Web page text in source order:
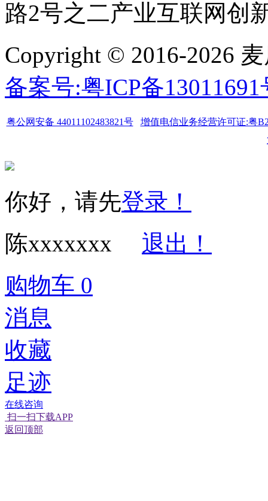
路2号之二产业互联网创
Copyright © 2016-2026
备案号:粤ICP备13011691
粤公网安备 44011102483821号
增值电信业务经营许可证:粤
你好，请先登录！
陈xxxxxxx
退出！
购物车 0
消息
收藏
足迹
在线咨询
扫一扫下载APP
返回顶部